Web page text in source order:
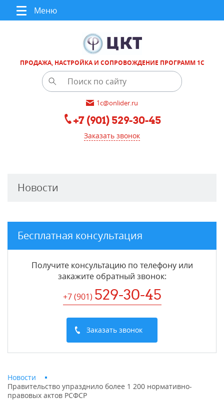
Меню
ПРОДАЖА, НАСТРОЙКА И СОПРОВОЖДЕНИЕ ПРОГРАММ 1С
1c@onlider.ru
+7 (901) 529-30-45
Заказать звонок
Новости
Бесплатная консультация
Получите консультацию по телефону или
закажите обратный звонок:
+7 (901) 529-30-45
Заказать звонок
Новости
Правительство упразднило более 1 200 нормативно-
правовых актов РСФСР